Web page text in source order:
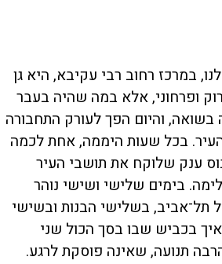
במרכז רחוב רבי עקיבא, היא גן
ופרחוני, אלא במה שהיה בעבר
והיום הפך לעורק התחבורה
בכל שעות היממה, אחת לכמה
ענק שלוקח את תושבי העיר
בימים שלישי ושישי נוהר
תל‏־אביב, בשלישי הבנות ובשישי
בכביש שבו בסך הכול שני
תנועה, שאינה פוסקת לרגע.